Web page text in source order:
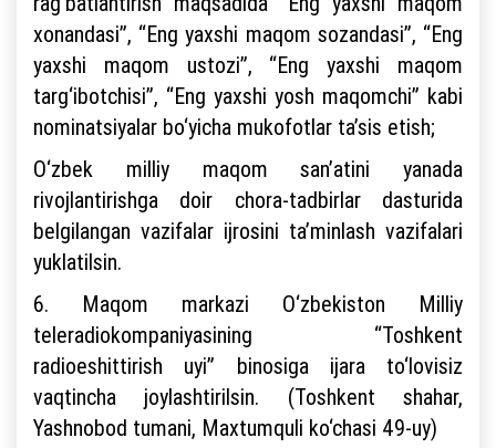
xonandasi”, “Eng yaxshi maqom sozandasi”, “Eng
yaxshi maqom ustozi”, “Eng yaxshi maqom
targ‘ibotchisi”, “Eng yaxshi yosh maqomchi” kabi
nominatsiyalar bo‘yicha mukofotlar ta’sis etish;
O‘zbek milliy maqom san’atini yanada
rivojlantirishga doir chora-tadbirlar dasturida
belgilangan vazifalar ijrosini ta’minlash vazifalari
yuklatilsin.
6. Maqom markazi O‘zbekiston Milliy
teleradiokompaniyasining “Toshkent
radioeshittirish uyi” binosiga ijara to‘lovisiz
vaqtincha joylashtirilsin. (Toshkent shahar,
Yashnobod tumani, Maxtumquli ko‘chasi 49-uy)